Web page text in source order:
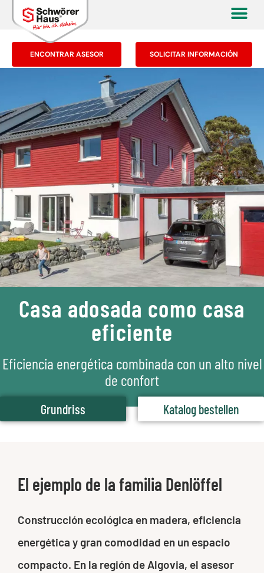
ENCONTRAR ASESOR SOLICITAR INFORMACIÓN
Casa adosada como casa
eficiente
Eficiencia energética combinada con un alto nivel
de confort
Grundriss Katalog bestellen
El ejemplo de la familia Denlöffel
Construcción ecológica en madera, eficiencia
energética y gran comodidad en un espacio
compacto. En la región de Algovia, el asesor